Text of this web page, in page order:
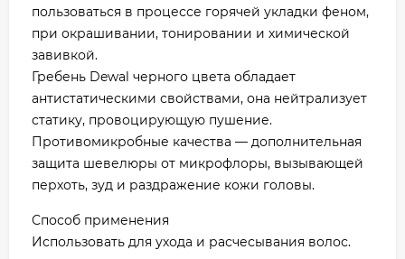
пользоваться в процессе горячей укладки феном,
при окрашивании, тонировании и химической
завивкой.
Гребень Dewal черного цвета обладает
антистатическими свойствами, она нейтрализует
статику, провоцирующую пушение.
Противомикробные качества — дополнительная
защита шевелюры от микрофлоры, вызывающей
перхоть, зуд и раздражение кожи головы.
Способ применения
Использовать для ухода и расчесывания волос.